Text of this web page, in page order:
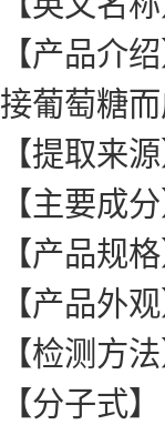
【产品介
接葡萄糖
【提取来
【主要成
【产品规
【产品外
【检测方
【分子式